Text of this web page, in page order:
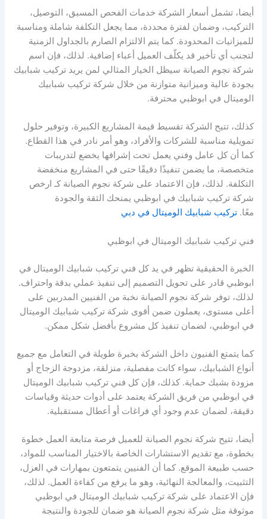
أيضا، تشمل أسعار الشركة خدمات الفحص المسبق، التوصيل،
التركيب، وضمان لفترة محددة، مما يجعل التكلفة شاملة ومناسبة
للميزانيات المحدودة. كما يتم الالتزام الصارم بالجداول الزمنية
لتجنب أي تأخير قد يكلّف العميل أعباء إضافية. لذلك، فإن اسم
شركة نجوم الصيانة سيظل الخيار المثالي لمن يريد تركيب شبابيك
بجودة عالية وميزانية متوازنة من خلال شركة تركيب شبابيك
الوميتال في ابوظبي محترفة.
كذلك، تتيح الشركة تقسيط قيمة المشاريع الكبيرة، وتوفير حلول
تمويلية مناسبة للشركات والأفراد، وهو أمر نادر في هذا القطاع.
كما أن كل عامل وفني يعمل تحت إشرافها يخضع لتدريبات
متخصصة، ما يضمن تنفيذًا دقيقًا حتى في المشاريع منخفضة
التكلفة. لذلك، فإن الاعتماد على شركة نجوم الصيانة كـ ارخص
شركة تركيب شبابيك في ابوظبي يمنحك الثقة والجودة
معًا.تركيب شبابيك الوميتال في دبي
فني تركيب شبابيك الوميتال في ابوظبي
الخبرة الحقيقية تظهر في يد كل فني تركيب شبابيك الوميتال في
ابوظبي قادر على تحويل التصميم إلى تنفيذ عملي بدقة واحتراف.
لذلك، توفر شركة نجوم الصيانة نخبة من الفنيين المدربين على
أعلى مستوى، يعملون ضمن أقوى شركة تركيب شبابيك الوميتال
في ابوظبي، لضمان تنفيذ كل مشروع بأفضل شكل ممكن.
كما يتمتع الفنيون داخل الشركة بخبرة طويلة في التعامل مع جميع
أنواع الشبابيك، سواء كانت مفصلية، منزلقة، مزدوجة الزجاج أو
مزودة بشبك حماية. كذلك، فإن كل فني تركيب شبابيك الوميتال
في ابوظبي من فريق الشركة يعتمد على أدوات حديثة وقياسات
دقيقة، لضمان عدم وجود أي فراغات أو أعطال مستقبلية.
أيضا، تتيح شركة نجوم الصيانة للعميل فرصة متابعة العمل خطوة
بخطوة، مع تقديم الاستشارات الخاصة بالاختيار المناسب للمواد،
حسب طبيعة الموقع. كما أن الفنيين يتمتعون بمهارات في العزل،
التثبيت، والمعالجة النهائية، وهو ما يرفع من كفاءة العمل. لذلك،
فإن الاعتماد على شركة تركيب شبابيك الوميتال في ابوظبي
موثوقة مثل شركة نجوم الصيانة هو ضمان للجودة والنتيجة